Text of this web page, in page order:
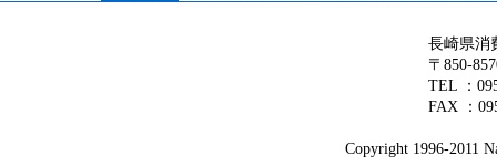
長崎県消
〒850-
TEL ：
FAX ：
Copyright 1996-2011